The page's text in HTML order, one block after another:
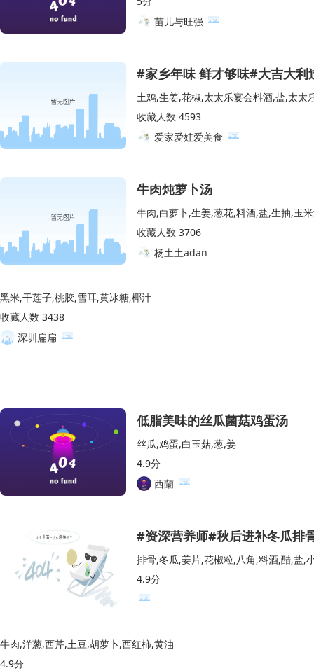
苗儿与旺强
#家乡年味 鲜才够味#大吉大利
土鸡,生姜,花椒,太太乐宴会料酒,盐,太太
收藏人数 4593
爱家爱娃爱美食
牛肉炖萝卜汤
牛肉,白萝卜,生姜,葱花,料酒,盐,生抽,玉
收藏人数 3706
杨土土adan
黑米,干莲子,桃胶,雪耳,黄冰糖,椰汁
收藏人数 3438
深圳扁扁
低脂美味的丝瓜菌菇鸡蛋汤
丝瓜,鸡蛋,白玉菇,葱,姜
4.9分
西蘭
#资深营养师#秋后进补冬瓜排
排骨,冬瓜,姜片,花椒粒,八角,料酒,醋,盐,
4.9分
牛肉,洋葱,西芹,土豆,胡萝卜,西红柿,黄油
4.9分